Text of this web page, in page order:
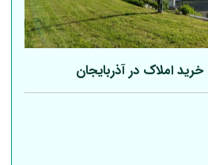
املاک در آذربایجان